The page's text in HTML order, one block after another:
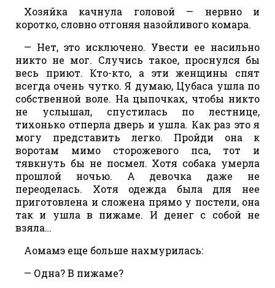
Хозяйка качнула головой — нервно и
коротко, словно отгоняя назойливого комара.
— Нет, это исключено. Увести ее насильно
никто не мог. Случись такое, проснулся бы
весь приют. Кто-кто, а эти женщины спят
всегда очень чутко. Я думаю, Цубаса ушла по
собственной воле. На цыпочках, чтобы никто
не услышал, спустилась по лестнице,
тихонько отперла дверь и ушла. Как раз это я
могу представить легко. Пройди она к
воротам мимо сторожевого пса, тот и
тявкнуть бы не посмел. Хотя собака умерла
прошлой ночью. А девочка даже не
переоделась. Хотя одежда была для нее
приготовлена и сложена прямо у постели, она
так и ушла в пижаме. И денег с собой не
взяла…
Аомамэ еще больше нахмурилась:
— Одна? В пижаме?